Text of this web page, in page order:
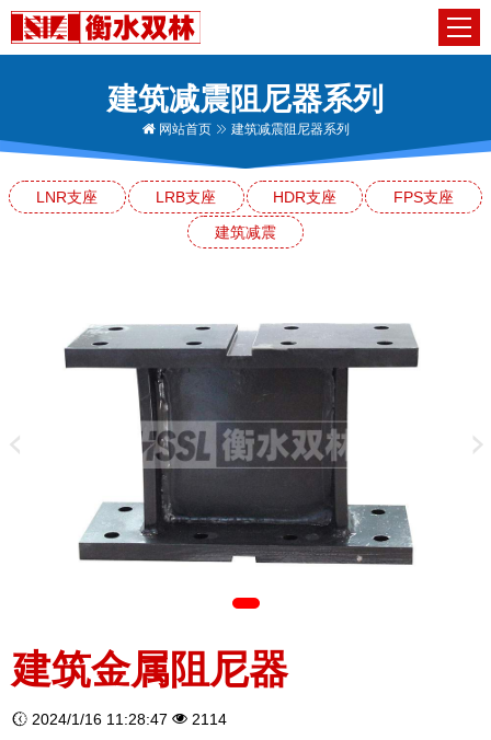
建筑减震阻尼器系列
网站首页 建筑减震阻尼器系列
LNR支座 LRB支座 HDR支座
FPS支座
建筑减震
建筑金属阻尼器
2024/1/16 11:28:47 2114